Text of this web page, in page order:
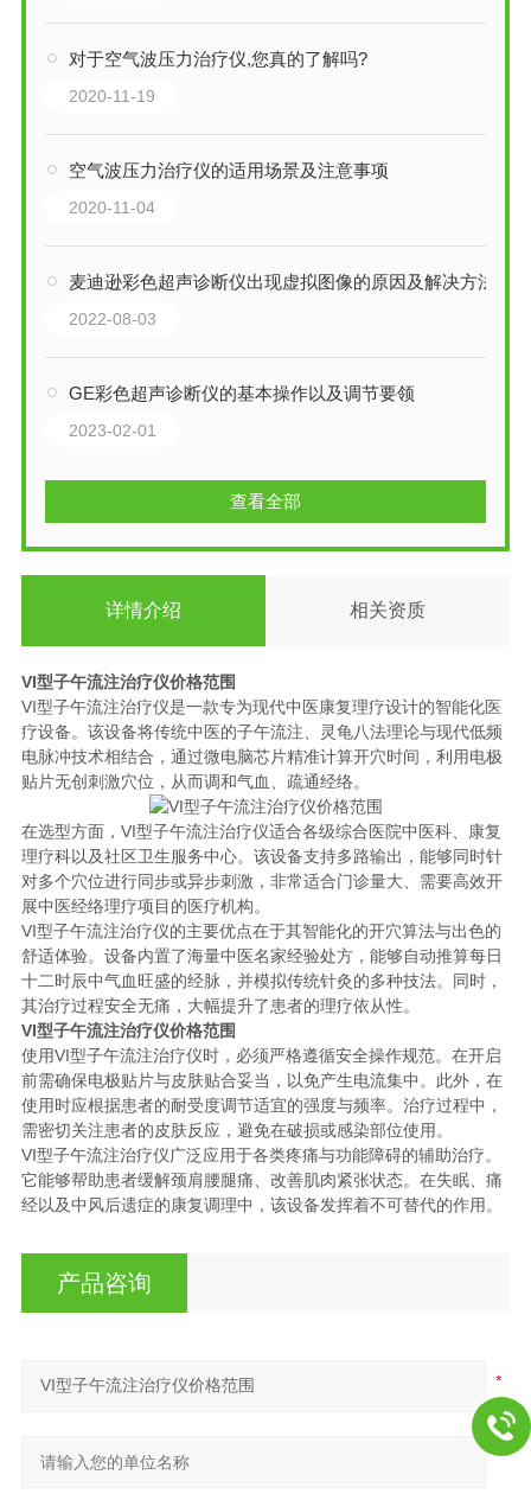
对于空气波压力治疗仪,您真的了解吗?
2020-11-19
空气波压力治疗仪的适用场景及注意事项
2020-11-04
麦迪逊彩色超声诊断仪出现虚拟图像的原因及解决方法
2022-08-03
GE彩色超声诊断仪的基本操作以及调节要领
2023-02-01
查看全部
详情介绍 相关资质
VI型子午流注治疗仪价格范围
VI型子午流注治疗仪是一款专为现代中医康复理疗设计的智能化医
疗设备。该设备将传统中医的子午流注、灵龟八法理论与现代低频
电脉冲技术相结合，通过微电脑芯片精准计算开穴时间，利用电极
贴片无创刺激穴位，从而调和气血、疏通经络。
在选型方面，VI型子午流注治疗仪适合各级综合医院中医科、康复
理疗科以及社区卫生服务中心。该设备支持多路输出，能够同时针
对多个穴位进行同步或异步刺激，非常适合门诊量大、需要高效开
展中医经络理疗项目的医疗机构。
VI型子午流注治疗仪的主要优点在于其智能化的开穴算法与出色的
舒适体验。设备内置了海量中医名家经验处方，能够自动推算每日
十二时辰中气血旺盛的经脉，并模拟传统针灸的多种技法。同时，
其治疗过程安全无痛，大幅提升了患者的理疗依从性。
VI型子午流注治疗仪价格范围
使用VI型子午流注治疗仪时，必须严格遵循安全操作规范。在开启
前需确保电极贴片与皮肤贴合妥当，以免产生电流集中。此外，在
使用时应根据患者的耐受度调节适宜的强度与频率。治疗过程中，
需密切关注患者的皮肤反应，避免在破损或感染部位使用。
VI型子午流注治疗仪广泛应用于各类疼痛与功能障碍的辅助治疗。
它能够帮助患者缓解颈肩腰腿痛、改善肌肉紧张状态。在失眠、痛
经以及中风后遗症的康复调理中，该设备发挥着不可替代的作用。
产品咨询